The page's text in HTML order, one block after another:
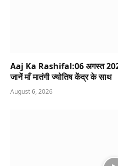
Aaj Ka Rashifal:06 अगस्त
जानें माँ मातंगी ज्योतिष केंद्र के साथ
August 6, 2026